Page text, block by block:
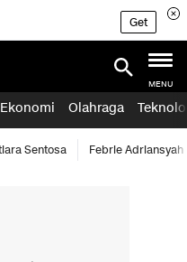
Get
MENU
Ekonomi Olahraga
Sentosa Febrie Adriansyah